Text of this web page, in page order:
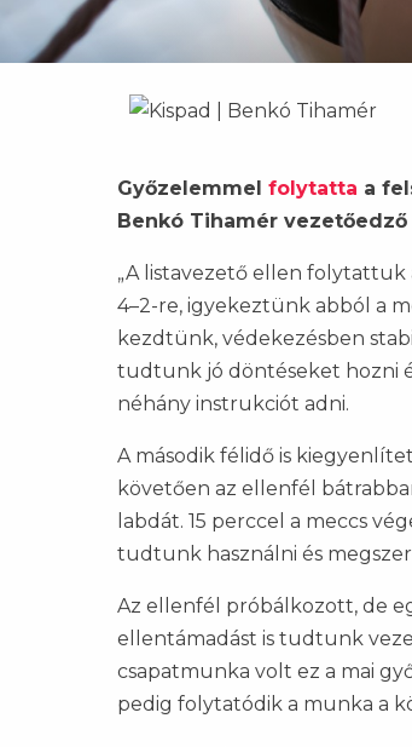
Győzelemmel folytatta a
Benkó Tihamér
„A listavezető ellen folytattuk
4–2-re, igyekeztünk abból a
kezdtünk, védekezésben
tudtunk jó döntéseket hozni
néhány instrukciót adni.
A második félidő is
követően az ellenfél
labdát. 15 perccel a meccs
tudtunk használni és
Az ellenfél próbálkozott, de
ellentámadást is tudtunk
csapatmunka volt ez a mai
pedig folytatódik a munka a